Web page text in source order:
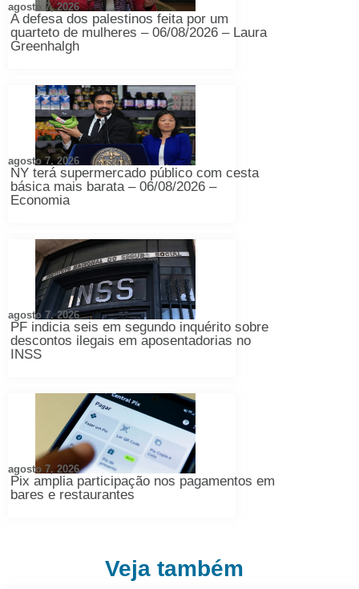
A defesa dos palestinos feita por um
quarteto de mulheres – 06/08/2026 – Laura
Greenhalgh
agosto 7, 2026
NY terá supermercado público com cesta
básica mais barata – 06/08/2026 –
Economia
agosto 7, 2026
PF indicia seis em segundo inquérito sobre
descontos ilegais em aposentadorias no
INSS
agosto 7, 2026
Pix amplia participação nos pagamentos em
bares e restaurantes
agosto 7, 2026
Veja também